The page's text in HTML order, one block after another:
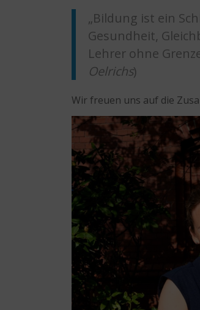
„Bildung ist ein
Gesundheit,
Lehrer ohne
Oelrichs)
Wir freuen uns auf die